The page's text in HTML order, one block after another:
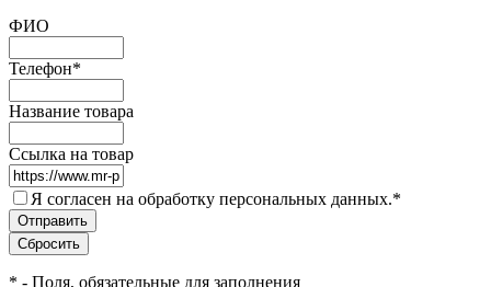
ФИО
Телефон*
Название товара
Ссылка на товар
Я согласен на обработку персональных данных.*
* - Поля, обязательные для заполнения